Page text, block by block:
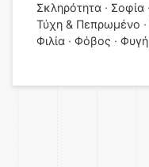
Σκληρότητα
Σοφία
Τύχη & Πεπρωμένο
Φιλία
Φόβος Φυγή